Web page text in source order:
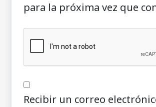
para la próxima vez que
Recibir un correo